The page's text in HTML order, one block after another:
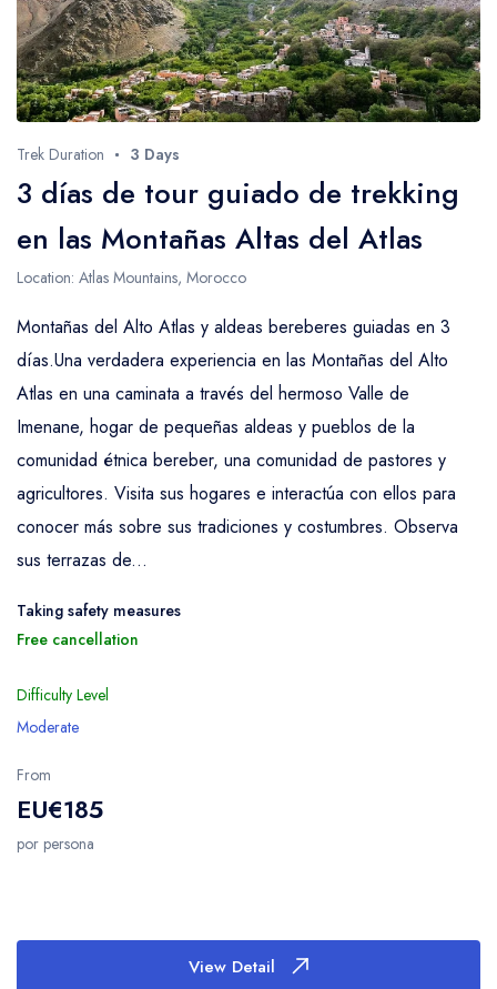
Trek Duration 3 Days
3 días de tour guiado de trekking
en las Montañas Altas del Atlas
Location: Atlas Mountains, Morocco
Montañas del Alto Atlas y aldeas bereberes guiadas en 3
días.Una verdadera experiencia en las Montañas del Alto
Atlas en una caminata a través del hermoso Valle de
Imenane, hogar de pequeñas aldeas y pueblos de la
comunidad étnica bereber, una comunidad de pastores y
agricultores. Visita sus hogares e interactúa con ellos para
conocer más sobre sus tradiciones y costumbres. Observa
sus terrazas de...
Taking safety measures
Free cancellation
Difficulty Level
Moderate
From
EU€185
por persona
View Detail